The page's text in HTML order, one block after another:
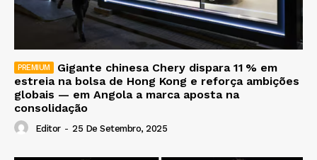
Gigante chinesa Chery dispara 11 % em
estreia na bolsa de Hong Kong e reforça ambições
globais — em Angola a marca aposta na
consolidação
Editor - 25 De Setembro, 2025